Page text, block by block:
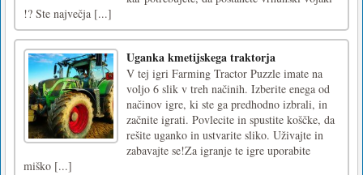
!? Ste največja [...]
Uganka kmetijskega traktorja
V tej igri Farming Tractor Puzzle imate na
voljo 6 slik v treh načinih. Izberite enega od
načinov igre, ki ste ga predhodno izbrali, in
začnite igrati. Povlecite in spustite koščke, da
rešite uganko in ustvarite sliko. Uživajte in
zabavajte se!Za igranje te igre uporabite
miško [...]